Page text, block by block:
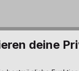
deine